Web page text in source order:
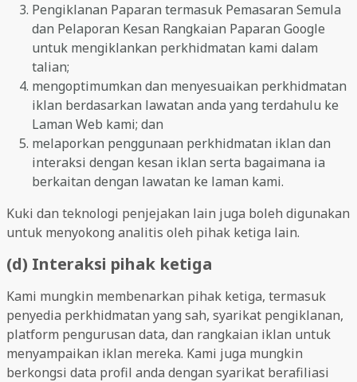
Pengiklanan Paparan termasuk Pemasaran Semula
dan Pelaporan Kesan Rangkaian Paparan Google
untuk mengiklankan perkhidmatan kami dalam
talian;
mengoptimumkan dan menyesuaikan perkhidmatan
iklan berdasarkan lawatan anda yang terdahulu ke
Laman Web kami; dan
melaporkan penggunaan perkhidmatan iklan dan
interaksi dengan kesan iklan serta bagaimana ia
berkaitan dengan lawatan ke laman kami.
Kuki dan teknologi penjejakan lain juga boleh digunakan
untuk menyokong analitis oleh pihak ketiga lain.
(d) Interaksi pihak ketiga
Kami mungkin membenarkan pihak ketiga, termasuk
penyedia perkhidmatan yang sah, syarikat pengiklanan,
platform pengurusan data, dan rangkaian iklan untuk
menyampaikan iklan mereka. Kami juga mungkin
berkongsi data profil anda dengan syarikat berafiliasi